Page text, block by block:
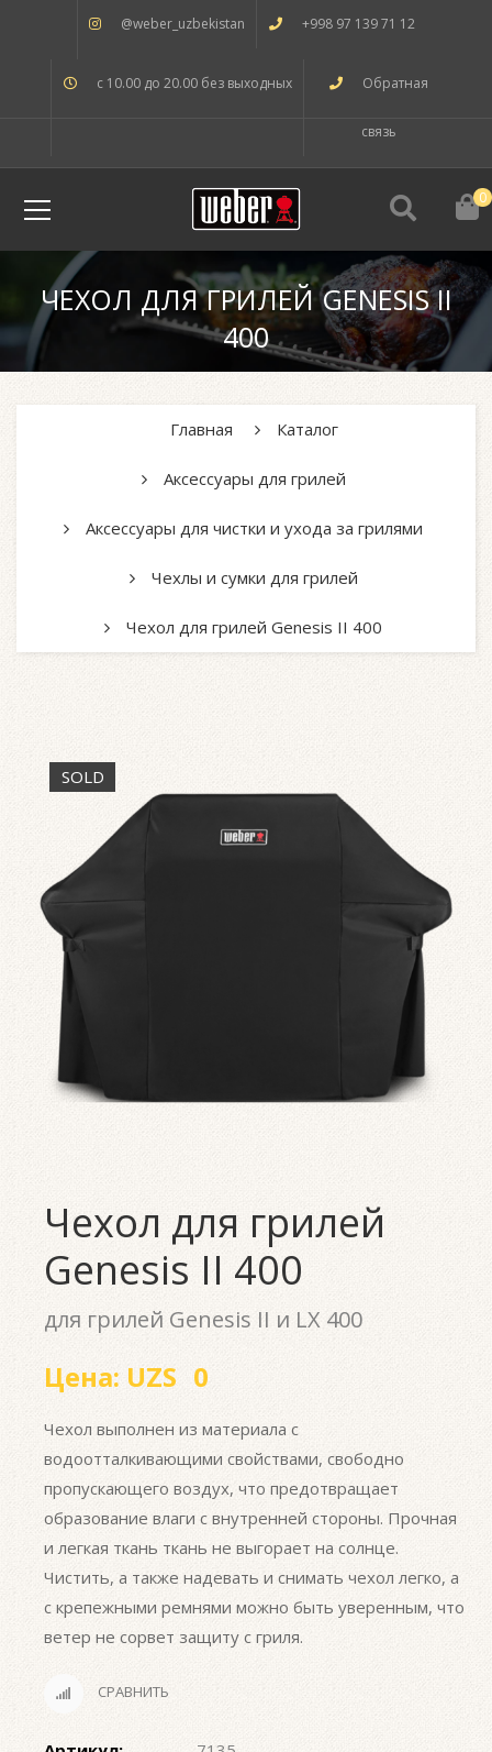
@weber_uzbekistan +998 97 139 71 12
с 10.00 до 20.00 без выходных Обратная
связь
0
ЧЕХОЛ ДЛЯ ГРИЛЕЙ GENESIS II
400
Главная Каталог
Аксессуары для грилей
Аксессуары для чистки и ухода за грилями
Чехлы и сумки для грилей
Чехол для грилей Genesis II 400
SOLD
Чехол для грилей
Genesis II 400
для грилей Genesis II и LX 400
Цена: UZS 0
Чехол выполнен из материала с
водоотталкивающими свойствами, свободно
пропускающего воздух, что предотвращает
образование влаги с внутренней стороны. Прочная
и легкая ткань ткань не выгорает на солнце.
Чистить, а также надевать и снимать чехол легко, а
с крепежными ремнями можно быть уверенным, что
ветер не сорвет защиту с гриля.
СРАВНИТЬ